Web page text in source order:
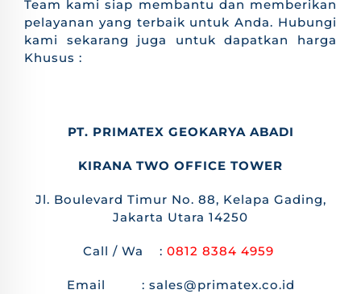
Team kami siap membantu dan memberikan
pelayanan yang terbaik untuk Anda. Hubungi
kami sekarang juga untuk dapatkan harga
Khusus :
PT. PRIMATEX GEOKARYA ABADI
KIRANA TWO OFFICE TOWER
Jl. Boulevard Timur No. 88, Kelapa Gading,
Jakarta Utara 14250
Call / Wa : 0812 8384 4959
Email : sales@primatex.co.id